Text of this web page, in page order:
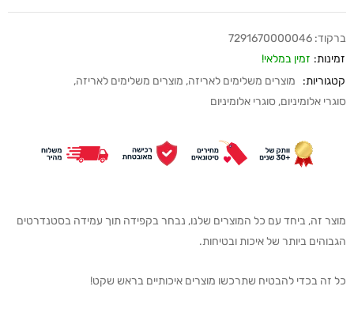
ברקוד: 7291670000046
זמינות: זמין במלאי!
קטגוריות:
מוצרים משלימים לאריזה, מוצרים משלימים לאריזה,
סוגרי אלומיניום, סוגרי אלומיניום
מוצר זה, ביחד עם כל המוצרים שלנו, נבחר בקפידה תוך עמידה בסטנדרטים
הגבוהים ביותר של איכות ובטיחות.
כל זה בכדי להבטיח שתרכשו מוצרים איכותיים בראש שקט!